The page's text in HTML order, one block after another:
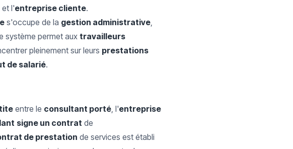
et l'entreprise cliente.
s'occupe de la gestion administrative,
système permet aux travailleurs
pleinement sur leurs prestations
de salarié.
entre le consultant porté, l'entreprise
signe un contrat de
de prestation de services est établi